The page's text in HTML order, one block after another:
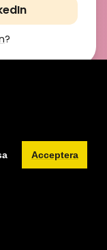
?
|
Acceptera